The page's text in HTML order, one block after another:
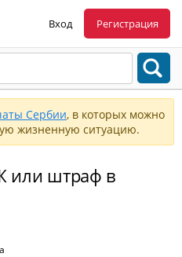
Вход Регистрация
Сербии, в которых можно
жизненную ситуацию.
или штраф в